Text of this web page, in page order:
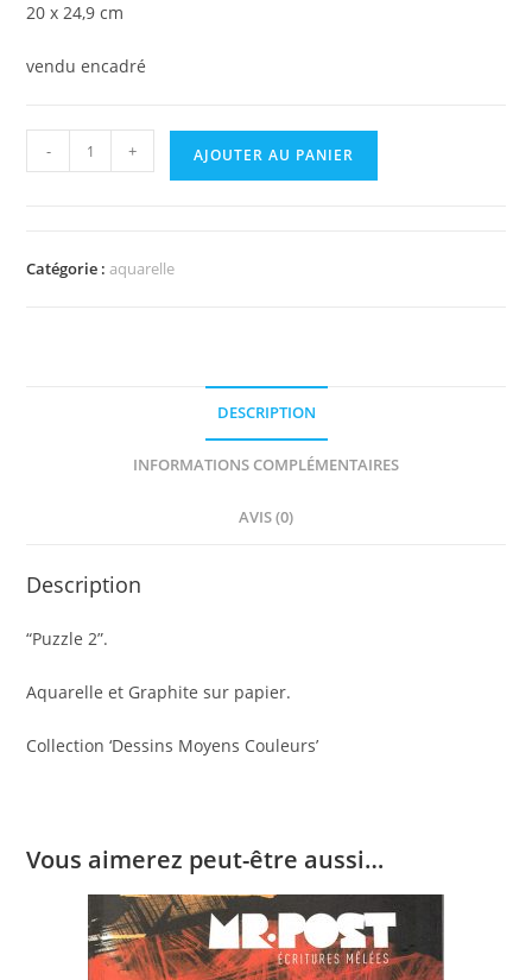
20 x 24,9 cm
vendu encadré
- + AJOUTER AU PANIER
Catégorie :aquarelle
DESCRIPTION
INFORMATIONS COMPLÉMENTAIRES
AVIS (0)
Description
“Puzzle 2”.
Aquarelle et Graphite sur papier.
Collection ‘Dessins Moyens Couleurs’
Vous aimerez peut-être aussi…